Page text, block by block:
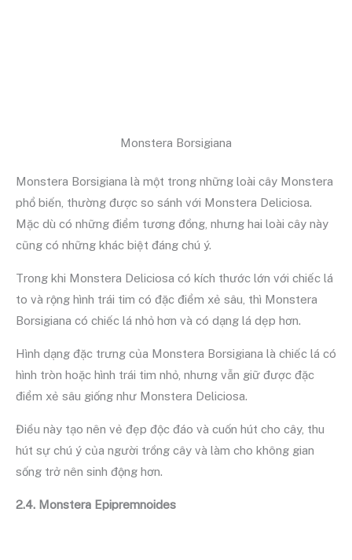
Monstera Borsigiana
Monstera Borsigiana là một trong những loài cây Monstera
phổ biến, thường được so sánh với Monstera Deliciosa.
Mặc dù có những điểm tương đồng, nhưng hai loài cây này
cũng có những khác biệt đáng chú ý.
Trong khi Monstera Deliciosa có kích thước lớn với chiếc lá
to và rộng hình trái tim có đặc điểm xẻ sâu, thì Monstera
Borsigiana có chiếc lá nhỏ hơn và có dạng lá dẹp hơn.
Hình dạng đặc trưng của Monstera Borsigiana là chiếc lá có
hình tròn hoặc hình trái tim nhỏ, nhưng vẫn giữ được đặc
điểm xẻ sâu giống như Monstera Deliciosa.
Điều này tạo nên vẻ đẹp độc đáo và cuốn hút cho cây, thu
hút sự chú ý của người trồng cây và làm cho không gian
sống trở nên sinh động hơn.
2.4. Monstera Epipremnoides